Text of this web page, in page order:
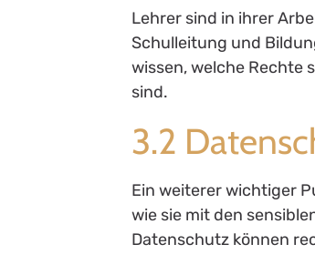
Lehrer sind in ihrer
Schulleitung und
wissen, welche Rechte
sind.
3.2
Ein weiterer wichtiger
wie sie mit den
Datenschutz können